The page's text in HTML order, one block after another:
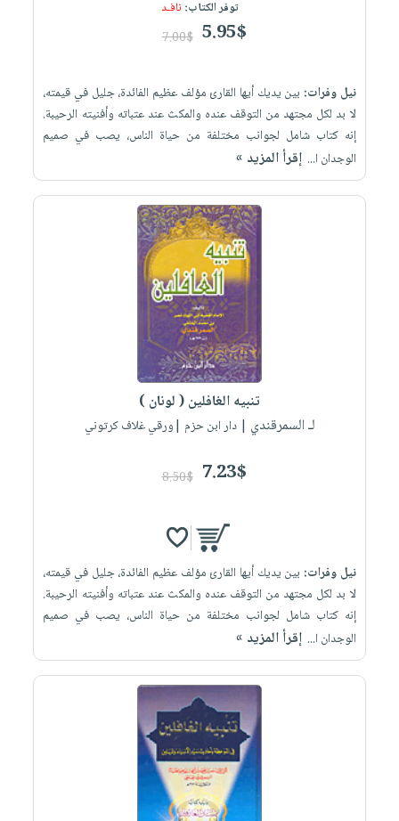
توفر الكتاب: نافـد
5.95$
7.00$
نيل وفرات: بين يديك أيها القارئ مؤلف عظيم الفائدة، جليل في قيمته،
لا بد لكل مجتهد من التوقف عنده والمكث عند عتباته وأفنيته الرحيبة.
إنه كتاب شامل لجوانب مختلفة من حياة الناس، يصب في صميم
الوجدان ا... إقرأ المزيد »
تنبيه الغافلين ( لونان )
لـ السمرقندي | دار ابن حزم |ورقي غلاف كرتوني
7.23$
8.50$
نيل وفرات: بين يديك أيها القارئ مؤلف عظيم الفائدة، جليل في قيمته،
لا بد لكل مجتهد من التوقف عنده والمكث عند عتباته وأفنيته الرحيبة.
إنه كتاب شامل لجوانب مختلفة من حياة الناس، يصب في صميم
الوجدان ا... إقرأ المزيد »